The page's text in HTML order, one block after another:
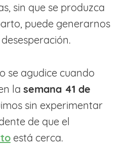
sin que se produzca
puede generarnos
se agudice cuando
la semana 41 de
sin experimentar
de que el
está cerca.